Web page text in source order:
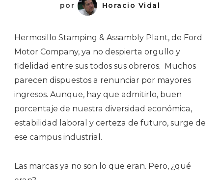
por Horacio Vidal
Hermosillo Stamping & Assambly Plant, de Ford
Motor Company, ya no despierta orgullo y
fidelidad entre sus todos sus obreros. Muchos
parecen dispuestos a renunciar por mayores
ingresos. Aunque, hay que admitirlo, buen
porcentaje de nuestra diversidad económica,
estabilidad laboral y certeza de futuro, surge de
ese campus industrial.
Las marcas ya no son lo que eran. Pero, ¿qué